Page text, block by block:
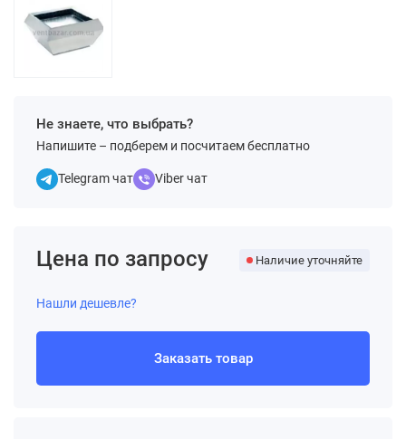
Не знаете, что выбрать?
Напишите – подберем и посчитаем бесплатно
Telegram чат Viber чат
Цена по запросу Наличие уточняйте
Нашли дешевле?
Заказать товар